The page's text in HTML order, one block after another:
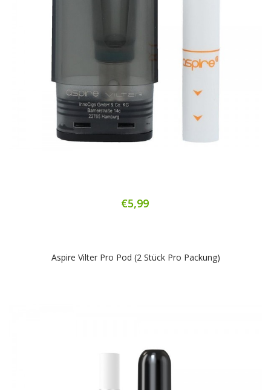
€5,99
Aspire Vilter Pro Pod (2 Stück Pro Packung)